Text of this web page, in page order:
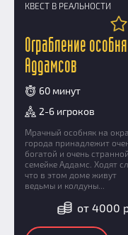
КВЕСТ В РЕАЛЬНОСТИ
Ограбление
Аддамсов
60 минут
2-6 игроков
Мрачный особняк на
города принадлежит
богатой и очень странной
семейке Аддамс. Ходят
что в этом доме живут
ведьмы и колдуны...
от 4000